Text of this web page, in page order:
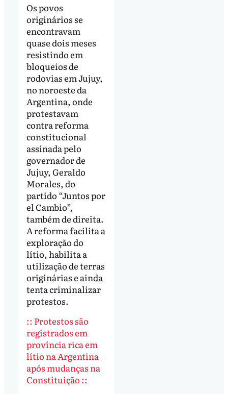
Os povos
originários se
encontravam
quase dois meses
resistindo em
bloqueios de
rodovias em Jujuy,
no noroeste da
Argentina, onde
protestavam
contra reforma
constitucional
assinada pelo
governador de
Jujuy, Geraldo
Morales, do
partido “Juntos por
el Cambio”,
também de direita.
A reforma facilita a
exploração do
lítio, habilita a
utilização de terras
originárias e ainda
tenta criminalizar
protestos.
:: Protestos são
registrados em
província rica em
lítio na Argentina
após mudanças na
Constituição ::